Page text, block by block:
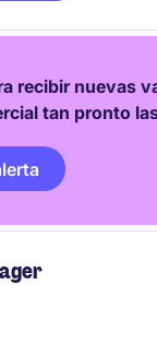
recibir nuevas
tan pronto